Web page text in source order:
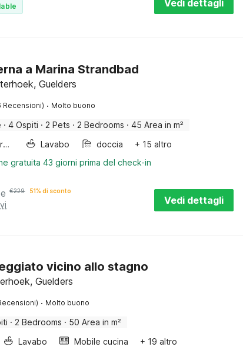
Vedi dettagli
a Marina Strandbad
Guelders
Recensioni) · Molto buono
· 4 Ospiti · 2 Pets · 2 Bedrooms · 45 Area in m²
Forno a microonde combinato
Lavabo doccia
+ 15 altro
gratuita 43 giorni prima del check-in
€229 51% di sconto
Vedi dettagli
vicino allo stagno
Guelders
· Molto buono
· 2 Bedrooms · 50 Area in m²
Lavabo Mobile cucina
+ 19 altro